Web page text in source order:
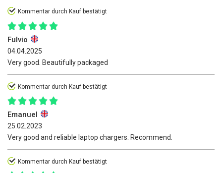
Kommentar durch Kauf bestätigt
Fulvio
04.04.2025
Very good. Beautifully packaged
Kommentar durch Kauf bestätigt
Emanuel
25.02.2023
Very good and reliable laptop chargers. Recommend.
Kommentar durch Kauf bestätigt